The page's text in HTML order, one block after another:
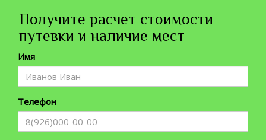
Получите расчет стоимости
путевки и наличие мест
Имя
Телефон